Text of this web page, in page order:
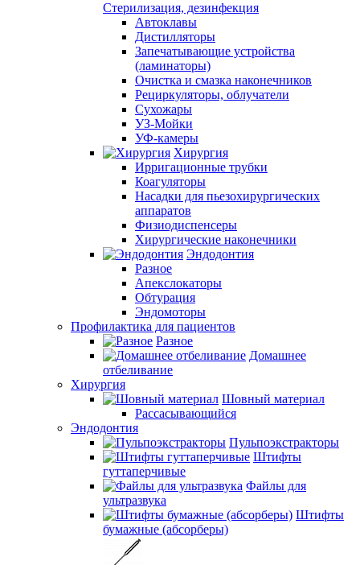
Стерилизация, дезинфекция
Автоклавы
Дистилляторы
Запечатывающие устройства
(ламинаторы)
Очистка и смазка наконечников
Рециркуляторы, облучатели
Сухожары
УЗ-Мойки
УФ-камеры
Хирургия
Ирригационные трубки
Коагуляторы
Насадки для пьезохирургических
аппаратов
Физиодиспенсеры
Хирургические наконечники
Эндодонтия
Разное
Апекслокаторы
Обтурация
Эндомоторы
Профилактика для пациентов
Разное
Домашнее
отбеливание
Хирургия
Шовный материал
Рассасывающийся
Эндодонтия
Пульпоэкстракторы
Штифты
гуттаперчивые
Файлы для
ультразвука
Штифты
бумажные (абсорберы)